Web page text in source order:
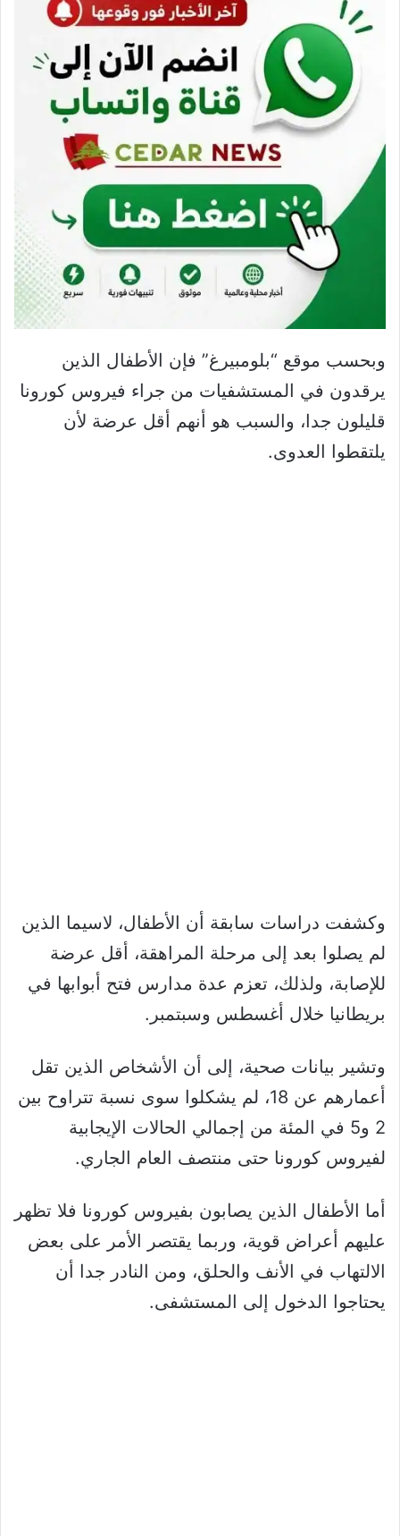
وبحسب موقع “بلومبيرغ” فإن الأطفال الذين
يرقدون في المستشفيات من جراء فيروس كورونا
قليلون جدا، والسبب هو أنهم أقل عرضة لأن
يلتقطوا العدوى.
وكشفت دراسات سابقة أن الأطفال، لاسيما الذين
لم يصلوا بعد إلى مرحلة المراهقة، أقل عرضة
للإصابة، ولذلك، تعزم عدة مدارس فتح أبوابها في
بريطانيا خلال أغسطس وسبتمبر.
وتشير بيانات صحية، إلى أن الأشخاص الذين تقل
أعمارهم عن 18، لم يشكلوا سوى نسبة تتراوح بين
2 و5 في المئة من إجمالي الحالات الإيجابية
لفيروس كورونا حتى منتصف العام الجاري.
أما الأطفال الذين يصابون بفيروس كورونا فلا تظهر
عليهم أعراض قوية، وربما يقتصر الأمر على بعض
الالتهاب في الأنف والحلق، ومن النادر جدا أن
يحتاجوا الدخول إلى المستشفى.